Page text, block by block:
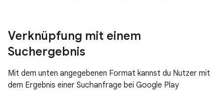
Verknüpfung mit einem
Suchergebnis
Mit dem unten angegebenen Format kannst du Nutzer mit
dem Ergebnis einer Suchanfrage bei Google Play